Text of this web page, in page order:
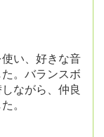
い、好きな音
。バランスボ
ながら、 仲良
。